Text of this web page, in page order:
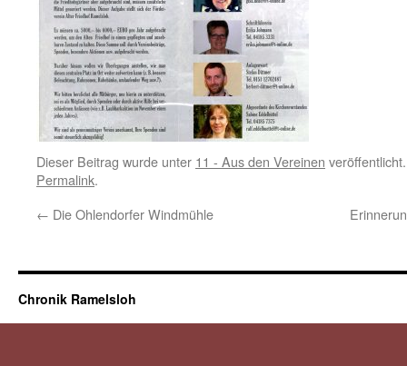
Dieser Beitrag wurde unter 11 - Aus den Vereinen
Permalink.
← Die Ohlendorfer Windmühle
Chronik Ramelsloh